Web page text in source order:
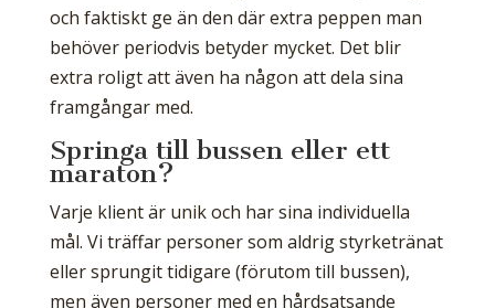
och faktiskt ge än den där extra peppen man
behöver periodvis betyder mycket. Det blir
extra roligt att även ha någon att dela sina
framgångar med.
Springa till bussen eller ett
maraton?
Varje klient är unik och har sina individuella
mål. Vi träffar personer som aldrig styrketränat
eller sprungit tidigare (förutom till bussen),
men även personer med en hårdsatsande